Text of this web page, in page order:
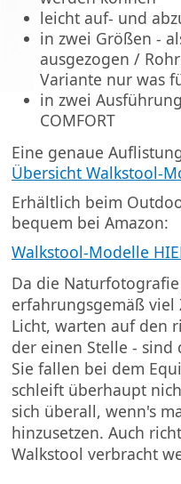
leicht auf- und
in zwei Größen -
ausgezogen /
Variante nur was
in zwei
COMFORT
Eine genaue
Übersicht Walkstool-
Erhältlich beim
bequem bei Amazon:
Walkstool-Modelle
Da die
erfahrungsgemäß
Licht, warten auf den
der einen Stelle - sind
Sie fallen bei dem
schleift überhaupt
sich überall, wenn's
hinzusetzen. Auch
Walkstool verbracht